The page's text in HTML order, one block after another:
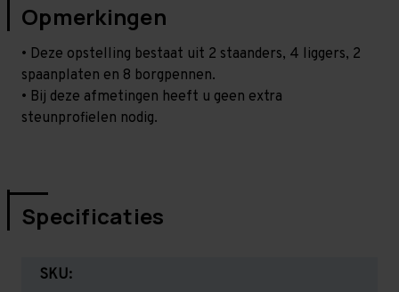
Opmerkingen
• Deze opstelling bestaat uit 2 staanders, 4 liggers, 2
spaanplaten en 8 borgpennen.
• Bij deze afmetingen heeft u geen extra
steunprofielen nodig.
Specificaties
SKU: